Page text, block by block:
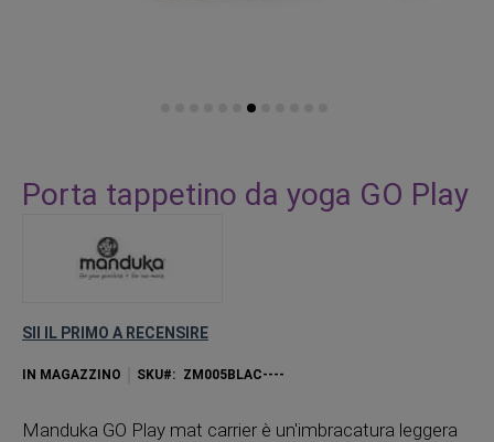
all'inizio
della
immagini
Porta tappetino da yoga GO Play
SII IL PRIMO A RECENSIRE
IN MAGAZZINO SKU ZM005BLAC----
Manduka GO Play mat carrier è un'imbracatura leggera